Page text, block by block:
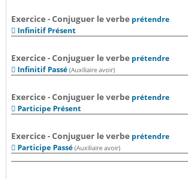
Exercice - Conjuguer le verbe prétendre
 Infinitif Présent
Exercice - Conjuguer le verbe prétendre
 Infinitif Passé(Auxiliaire avoir)
Exercice - Conjuguer le verbe prétendre
 Participe Présent
Exercice - Conjuguer le verbe prétendre
 Participe Passé(Auxiliaire avoir)